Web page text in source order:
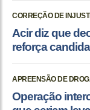
CORREÇÃO DE
Acir diz que
reforça
APREENSÃO DE
Operação